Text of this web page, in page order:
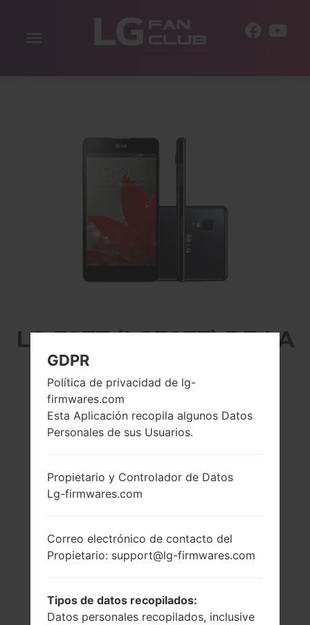
Alternar
LG E977 (LGE977) DE LA
SERIE LG OPTIMUS G
LTE
4.7 pulgadas
768 x 1280 píxeles
(~318 densidad de
Snapdragon S4
Pro
GDPR
Política de privacidad de lg-
firmwares.com
Esta Aplicación recopila algunos Datos
Personales de sus Usuarios.
Propietario y Controlador de Datos
Lg-firmwares.com
Correo electrónico de contacto del
Propietario: support@lg-firmwares.com
Tipos de datos recopilados:
Datos personales recopilados, inclusive